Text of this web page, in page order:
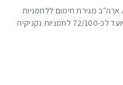
דגם : BW-31 BW-50 תוצרת APW Wyott ארה"ב מגירת חימום ללחמניות
ופיתות לשמירה על טריות וחום המוצר מיועד לכ-72/100 לחמניות נקניקיה